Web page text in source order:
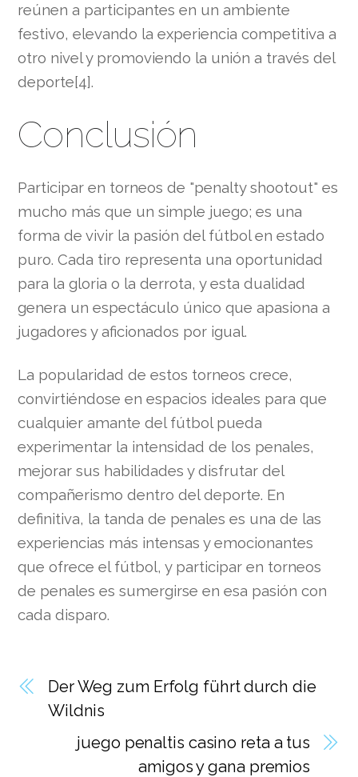
reúnen a participantes en un ambiente
festivo, elevando la experiencia competitiva a
otro nivel y promoviendo la unión a través del
deporte[4].
Conclusión
Participar en torneos de "penalty shootout" es
mucho más que un simple juego; es una
forma de vivir la pasión del fútbol en estado
puro. Cada tiro representa una oportunidad
para la gloria o la derrota, y esta dualidad
genera un espectáculo único que apasiona a
jugadores y aficionados por igual.
La popularidad de estos torneos crece,
convirtiéndose en espacios ideales para que
cualquier amante del fútbol pueda
experimentar la intensidad de los penales,
mejorar sus habilidades y disfrutar del
compañerismo dentro del deporte. En
definitiva, la tanda de penales es una de las
experiencias más intensas y emocionantes
que ofrece el fútbol, y participar en torneos
de penales es sumergirse en esa pasión con
cada disparo.
Der Weg zum Erfolg führt durch die
Wildnis
juego penaltis casino reta a tus
amigos y gana premios